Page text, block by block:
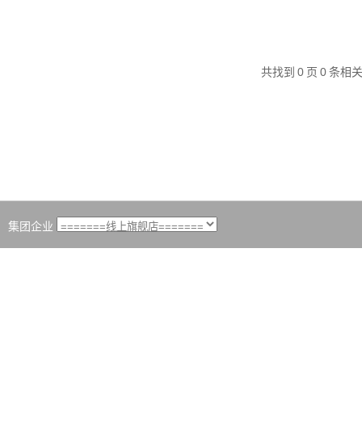
共找到 0 页 0条相
集团企业